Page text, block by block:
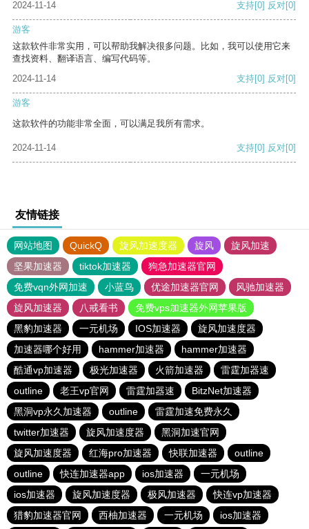
2024-11-14
支持[0] 反对[0]
游客
这款软件非常实用，可以帮助我解决很多问题。比如，我可以使用它来
查找资料、翻译语言、编写代码等。
2024-11-14
支持[0] 反对[0]
游客
这款软件的功能非常全面，可以满足我所有需求。
2024-11-14 支持[0] 反对[0]
友情链接
网站地图 QuickQ 旋风加速度器 旋风
旋风加速
坚果加速器
tiktok加速器
狗急加速器官网
免费vqn外网加速
小蓝鸟 优途加速器官网
风驰加速器
旋风加速器
八戒看书
免费vps加速器外网苹果版
黑豹加速器
一元机场 IOS加速器
旋风加速度器
加速器哪个好用
hammer加速器
hammer加速器
酷通vp加速器
极光加速器 火箭加速器
雷霆加器速
outline
老王vp官网 雷霆加器速
BitzNet加速器
黑洞vp永久加速器
outline
雷霆加速免费永久
twitter加速器
旋风加速度器
黑洞加速官网
旋风加速度器
红海pro加速器 快联加速器
outline
outline
快连加速器app ios加速器
一元机场
ios加速器
旋风加速度器 极风加速器
快连vp加速器
猎豹加速器官网
西柚加速器 一元机场 ios加速器